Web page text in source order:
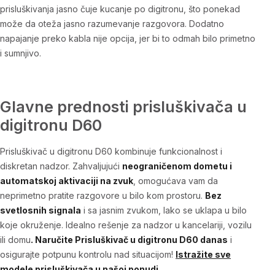
prisluškivanja jasno čuje kucanje po digitronu, što ponekad
može da oteža jasno razumevanje razgovora. Dodatno
napajanje preko kabla nije opcija, jer bi to odmah bilo primetno
i sumnjivo.
Glavne prednosti prisluškivača u
digitronu D60
Prisluškivač u digitronu D60 kombinuje funkcionalnost i
diskretan nadzor. Zahvaljujući neograničenom dometu i
automatskoj aktivaciji na zvuk , omogućava vam da
neprimetno pratite razgovore u bilo kom prostoru. Bez
svetlosnih signala i sa jasnim zvukom, lako se uklapa u bilo
koje okruženje. Idealno rešenje za nadzor u kancelariji, vozilu
ili domu. Naručite Prisluškivač u digitronu D60 danas i
osigurajte potpunu kontrolu nad situacijom! Istražite sve